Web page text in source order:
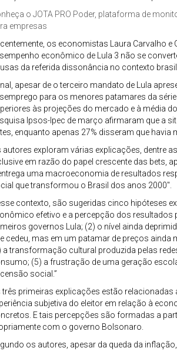
o JOTA PRO Poder, plataforma de
empresas
os economistas Laura Carvalho e
econômico de Lula 3 não se
da referida dissonância no contexto
apesar de o terceiro mandato de Lula
para os menores patamares da
às projeções do mercado e à média
Ipsos-Ipec de março afirmaram que a
enquanto apenas 27% disseram que havia
autores exploram várias explicações, dentre
em razão do papel crescente das bets,
uma macroeconomia de resultados
que transformou o Brasil dos anos 2000″.
contexto, são sugeridas cinco hipóteses
efetivo e a percepção dos
governos Lula; (2) o nível ainda
cedeu, mas em um patamar de preços
a transformação cultural produzida pelas
(5) a frustração de uma geração
social.”
três primeiras explicações estão
subjetiva do eleitor em relação à
E tais percepções são formadas a
com o governo Bolsonaro.
os autores, apesar da queda da